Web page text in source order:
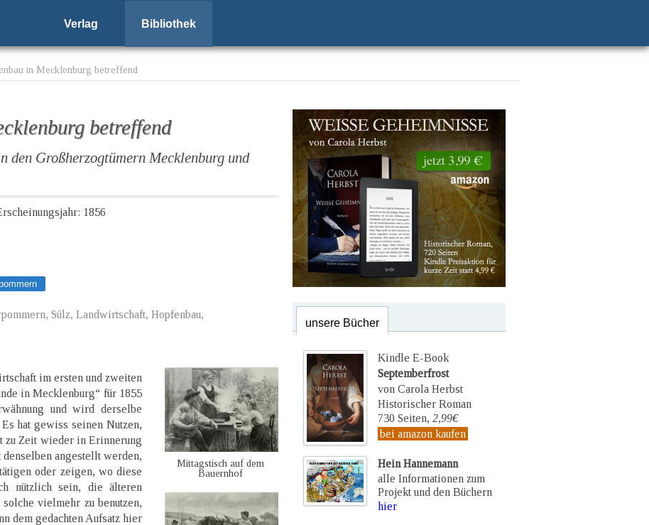
Verlag Bibliothek
in Mecklenburg betreffend
betreffend
den Großherzogtümern Mecklenburg und
1856
Sülz, Landwirtschaft, Hopfenbau,
im ersten und zweiten
in Mecklenburg“ für 1855
und wird derselbe
hat gewiss seinen Nutzen,
zu Zeit wieder in Erinnerung
denselben angestellt werden,
oder zeigen, wo diese
nützlich sein, die älteren
vielmehr zu benutzen,
dem gedachten Aufsatz hier
Mittagstisch auf dem
Bauernhof
unsere Bücher
Kindle E-Book
Septemberfrost
von Carola Herbst
Historischer Roman
730 Seiten, 2,99€
bei amazon kaufen
Hein Hannemann
alle Informationen zum
Projekt und den Büchern
hier